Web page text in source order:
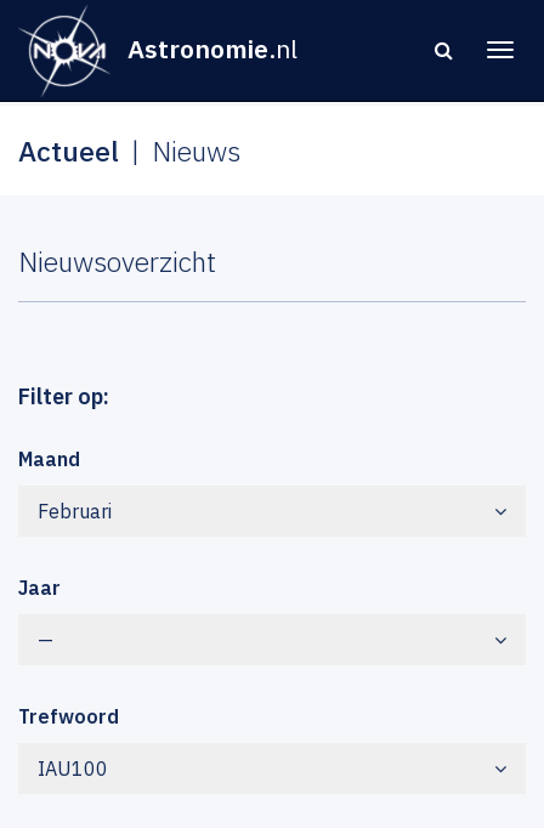
Astronomie.nl
Actueel Nieuws
Nieuwsoverzicht
Filter op:
Maand
Februari
Jaar
—
Trefwoord
IAU100